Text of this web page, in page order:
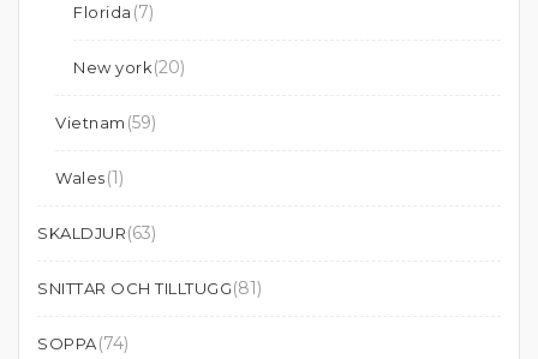
Florida (7)
New york(20)
Vietnam (59)
Wales(1)
SKALDJUR(63)
SNITTAR OCH TILLTUGG(81)
SOPPA(74)